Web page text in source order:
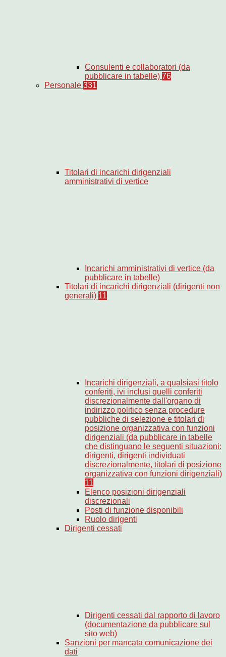
Consulenti e collaboratori (da
pubblicare in tabelle) 76
Personale 331
Titolari di incarichi dirigenziali
amministrativi di vertice
Incarichi amministrativi di vertice (da
pubblicare in tabelle)
Titolari di incarichi dirigenziali (dirigenti non
generali) 11
Incarichi dirigenziali, a qualsiasi titolo
conferiti, ivi inclusi quelli conferiti
discrezionalmente dall'organo di
indirizzo politico senza procedure
pubbliche di selezione e titolari di
posizione organizzativa con funzioni
dirigenziali (da pubblicare in tabelle
che distinguano le seguenti situazioni:
dirigenti, dirigenti individuati
discrezionalmente, titolari di posizione
organizzativa con funzioni dirigenziali)
11
Elenco posizioni dirigenziali
discrezionali
Posti di funzione disponibili
Ruolo dirigenti
Dirigenti cessati
Dirigenti cessati dal rapporto di lavoro
(documentazione da pubblicare sul
sito web)
Sanzioni per mancata comunicazione dei
dati